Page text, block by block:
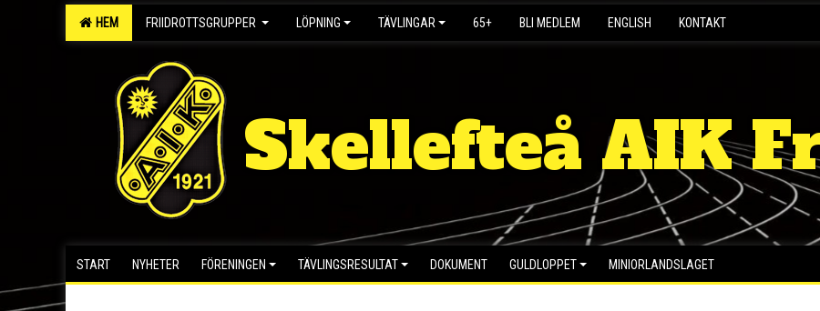
HEM FRIIDROTTSGRUPPER LÖPNING TÄVLINGAR 65+ BLI MEDLEM ENGLISH KONTAKT
Skellefteå AIK
START NYHETER FÖRENINGEN TÄVLINGSRESULTAT DOKUMENT GULDLOPPET MINIORLANDSLAGET